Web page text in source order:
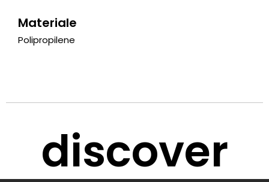
Materiale
Polipropilene
discover